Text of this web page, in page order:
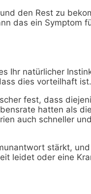
den Rest zu
das ein Symptom
Ihr natürlicher
dies vorteilhaft ist.
fest, dass
hatten als
auch schneller
stärkt,
leidet oder eine